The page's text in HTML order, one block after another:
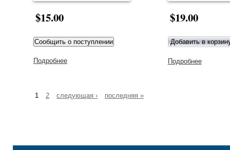
$15.00
Подробнеео Дверь в пасти Дракона
$19.00
Подробнеео
1 2 следующая › последняя »